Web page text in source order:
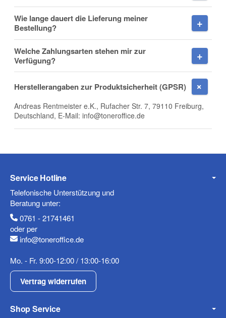
E-Mail
Fax
Frage zum Artikel
Ihre Frage
Wie lange dauert die Lieferung meiner
Bestellung?
Welche Zahlungsarten stehen mir zur
Verfügung?
Herstellerangaben zur Produktsicherheit (GPSR)
Andreas Rentmeister e.K., Rufacher Str. 7, 79110 Freiburg,
Deutschland, E-Mail: info@toneroffice.de
Service Hotline
Telefonische Unterstützung und
Beratung unter:
0761 - 21741461
oder per
info@toneroffice.de
Mo. - Fr. 9:00-12:00 / 13:00-16:00
Vertrag widerrufen
Shop Service